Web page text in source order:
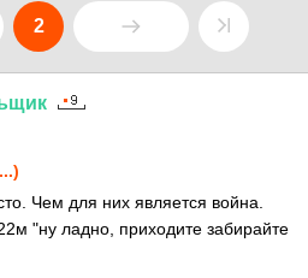
2
Чем для них является война.
"ну ладно, приходите забирайте